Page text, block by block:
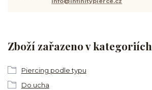
Zboží zařazeno v kategoriích
Piercing podle typu
Do ucha